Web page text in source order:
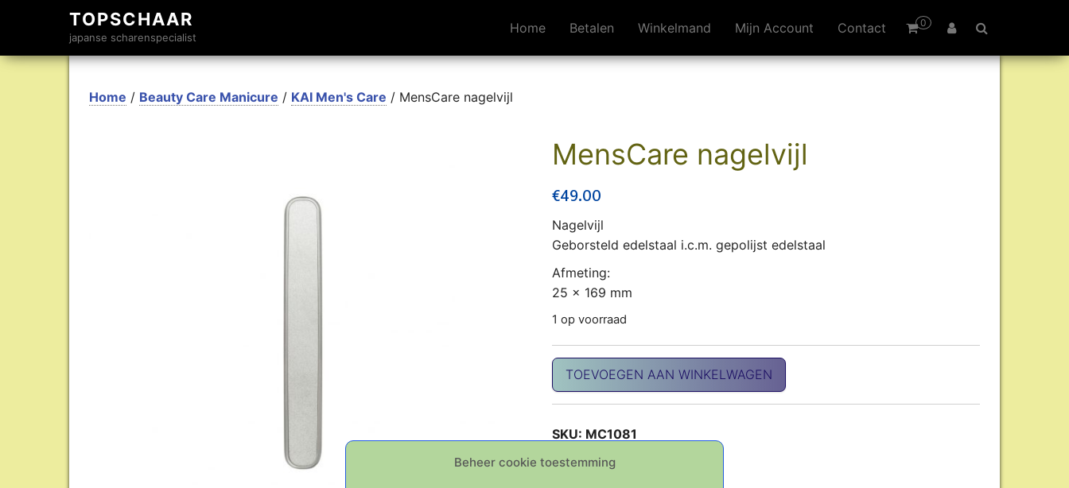
Beheer cookie toestemming
TOPSCHAAR
japanse scharenspecialist
0
Home Betalen Winkelmand Mijn Account Contact
Home / Beauty Care Manicure / KAI Men's Care / MensCare nagelvijl
MensCare nagelvijl
€49.00
Nagelvijl
Geborsteld edelstaal i.c.m. gepolijst edelstaal
Afmeting:
25 x 169 mm
1 op voorraad
MensCare nagelvijl aantal
TOEVOEGEN AAN WINKELWAGEN
SKU: MC1081
Categorie: